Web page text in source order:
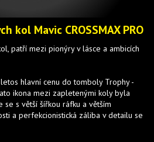
kol Mavic CROSSMAX PRO
patří mezi pionýry v lásce a ambicích
hlavní cenu do tomboly Trophy -
ikona mezi zapletenými koly byla
s větší šířkou ráfku a větším
a perfekcionistická záliba v detailu se